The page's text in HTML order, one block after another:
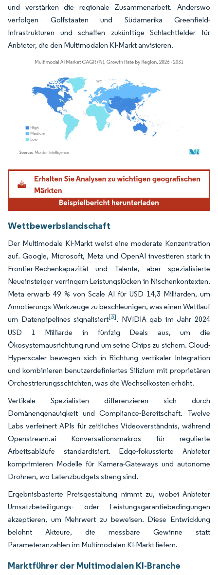
und verstärken die regionale Zusammenarbeit. Anderswo
verfolgen Golfstaaten und Südamerika Greenfield-
Infrastrukturen und schaffen zukünftige Schlachtfelder für
Anbieter, die den Multimodalen KI-Markt anvisieren.
Bild © Mordor Intelligence. Wiederverwendung erfordert Namensnennung gemäß
Wettbewerbslandschaft
Der Multimodale KI-Markt weist eine moderate Konzentration
auf. Google, Microsoft, Meta und OpenAI investieren stark in
Frontier-Rechenkapazität und Talente, aber spezialisierte
Neueinsteiger verringern Leistungslücken in Nischenkontexten.
Meta erwarb 49 % von Scale AI für USD 14,3 Milliarden, um
Annotierungs-Werkzeuge zu beschleunigen, was einen Wettlauf
um Datenpipelines signalisiert[3]. NVIDIA gab im Jahr 2024
USD 1 Milliarde in fünfzig Deals aus, um die
Ökosystemausrichtung rund um seine Chips zu sichern. Cloud-
Hyperscaler bewegen sich in Richtung vertikaler Integration
und kombinieren benutzerdefiniertes Silizium mit proprietären
Orchestrierungsschichten, was die Wechselkosten erhöht.
Vertikale Spezialisten differenzieren sich durch
Domänengenauigkeit und Compliance-Bereitschaft. Twelve
Labs verfeinert APIs für zeitliches Videoverständnis, während
Openstream.ai Konversationsmakros für regulierte
Arbeitsabläufe standardisiert. Edge-fokussierte Anbieter
komprimieren Modelle für Kamera-Gateways und autonome
Drohnen, wo Latenzbudgets streng sind.
Ergebnisbasierte Preisgestaltung nimmt zu, wobei Anbieter
Umsatzbeteiligungs- oder Leistungsgarantiebedingungen
akzeptieren, um Mehrwert zu beweisen. Diese Entwicklung
belohnt Akteure, die messbare Gewinne statt
Parameteranzahlen im Multimodalen KI-Markt liefern.
Marktführer der Multimodalen KI-Branche